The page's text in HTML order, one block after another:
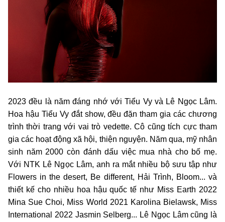
2023 đều là năm đáng nhớ với Tiểu Vy và Lê Ngọc Lâm.
Hoa hậu Tiểu Vy đắt show, đều đặn tham gia các chương
trình thời trang với vai trò vedette. Cô cũng tích cực tham
gia các hoạt động xã hội, thiện nguyện. Năm qua, mỹ nhân
sinh năm 2000 còn đánh dấu việc mua nhà cho bố mẹ.
Với NTK Lê Ngọc Lâm, anh ra mắt nhiều bộ sưu tập như
Flowers in the desert, Be different, Hải Trình, Bloom... và
thiết kế cho nhiều hoa hậu quốc tế như Miss Earth 2022
Mina Sue Choi, Miss World 2021 Karolina Bielawsk, Miss
International 2022 Jasmin Selberg... Lê Ngọc Lâm cũng là